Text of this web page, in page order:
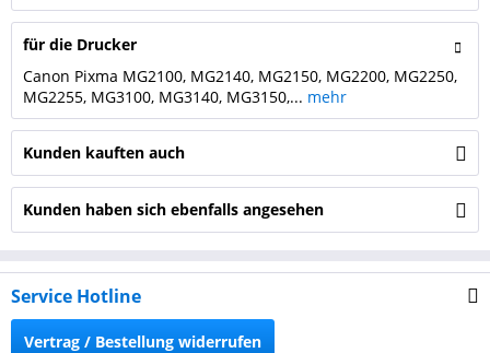
für die Drucker
Canon Pixma MG2100, MG2140, MG2150, MG2200, MG2250,
MG2255, MG3100, MG3140, MG3150,... mehr
Kunden kauften auch
Kunden haben sich ebenfalls angesehen
Service Hotline
Vertrag / Bestellung widerrufen